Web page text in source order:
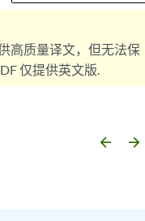
高质量译文，但无法保
仅提供英文版.
arrow_backward arrow_forward